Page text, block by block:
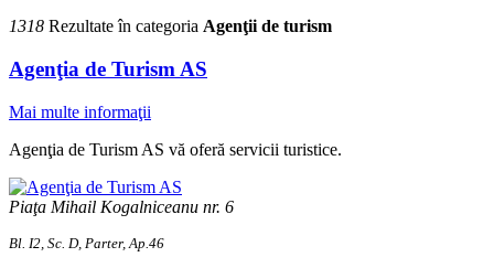
1318 Rezultate în categoria Agenţii de turism
Agenţia de Turism AS
Mai multe informaţii
Agenţia de Turism AS vă oferă servicii turistice.
Piaţa Mihail Kogalniceanu nr. 6
Bl. I2, Sc. D, Parter, Ap.46